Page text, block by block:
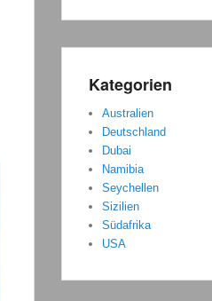
Kategorien
Australien
Deutschland
Dubai
Namibia
Seychellen
Sizilien
Südafrika
USA